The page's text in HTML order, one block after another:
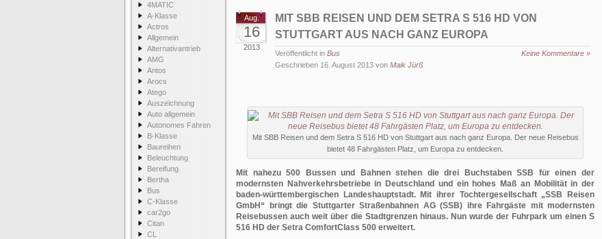
4MATIC
A-Klasse
Actros
Allgemein
Alternativantrieb
AMG
Antos
Arocs
Atego
Auszeichnung
Auto allgemein
Autonomes Fahren
B-Klasse
Baureihen
Beleuchtung
Bereifung
Bertha
Bus
C-Klasse
car2go
Citan
CL
Francorchamps besuchen den siebten
Aug.
16
2013
MIT SBB REISEN UND DEM SETRA S 516 HD VON
STUTTGART AUS NACH GANZ EUROPA
Veröffentlicht in Bus
Keine Kommentare »
Geschrieben 16. August 2013 von Maik Jürß
Mit SBB Reisen und dem Setra S 516 HD von Stuttgart aus nach ganz Europa. Der neue Reisebus
bietet 48 Fahrgästen Platz, um Europa zu entdecken.
Mit nahezu 500 Bussen und Bahnen stehen die drei Buchstaben SSB für einen der
modernsten Nahverkehrsbetriebe in Deutschland und ein hohes Maß an Mobilität in der
baden-württembergischen Landeshauptstadt. Mit ihrer Tochtergesellschaft „SSB Reisen
GmbH“ bringt die Stuttgarter Straßenbahnen AG (SSB) ihre Fahrgäste mit modernsten
Reisebussen auch weit über die Stadtgrenzen hinaus. Nun wurde der Fuhrpark um einen S
516 HD der Setra ComfortClass 500 erweitert.